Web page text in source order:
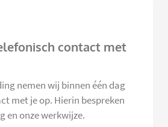
contact met
nemen wij binnen één dag
met je op. Hierin bespreken
en onze werkwijze.